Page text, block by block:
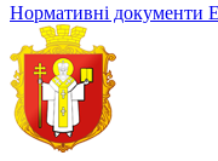
Нормативні документи